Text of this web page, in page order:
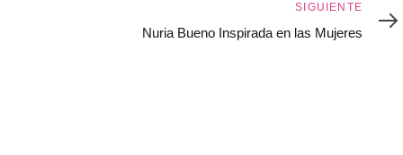
SIGUIENTE
Nuria Bueno Inspirada en las Mujeres